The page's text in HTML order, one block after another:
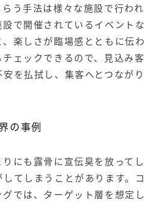
う手法は様々な施設で行われ
で開催されているイベントな
楽しさが臨場感とともに伝わ
ェックできるので、見込み客
を払拭し、集客へとつながり
の事例
にも露骨に宣伝臭を放ってし
てしまうことがあります。コ
では、ターゲット層を想定し